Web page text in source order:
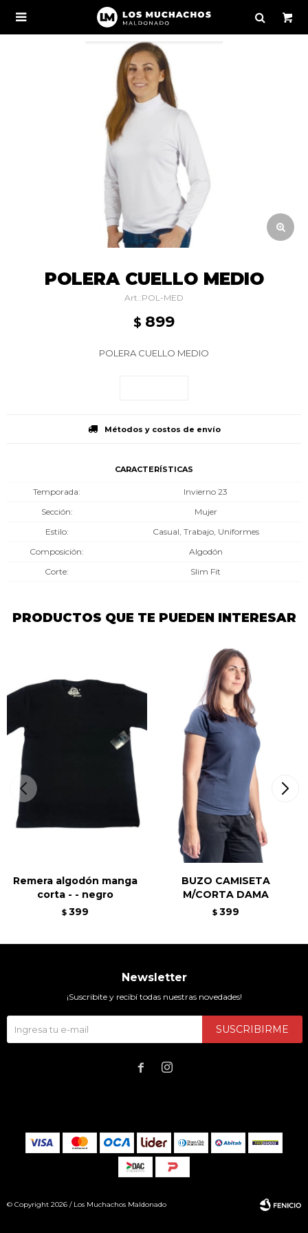

POLERA CUELLO MEDIO
POL-MED
$ 899
POLERA CUELLO MEDIO
Métodos y costos de envío
CARACTERÍSTICAS
Temporada
Invierno 23
Sección
Mujer
Estilo
Casual, Trabajo, Uniformes
Composición
Algodón
Corte
Slim Fit
PRODUCTOS QUE TE PUEDEN INTERESAR
Remera algodón manga
corta - - negro
$ 399
BUZO CAMISETA
M/CORTA DAMA
$ 399
Newsletter
¡Suscribite y recibí todas nuestras novedades!
SUSCRIBIRME
 
© Copyright 2026 / Los Muchachos Maldonado